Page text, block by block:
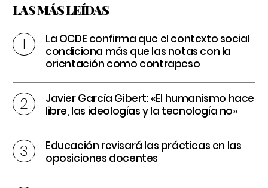
LAS MÁS LEÍDAS
La OCDE confirma que el contexto social
condiciona más que las notas con la
orientación como contrapeso
Javier García Gibert: «El humanismo hace
libre, las ideologías y la tecnología no»
Educación revisará las prácticas en las
oposiciones docentes